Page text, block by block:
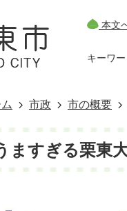
本文
キーワ
市政 市の概要
ますぎる栗東大